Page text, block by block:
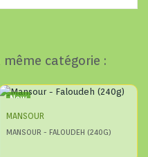
catégorie :
New
MANSOUR
MANSOUR - FALOUDEH (240G)